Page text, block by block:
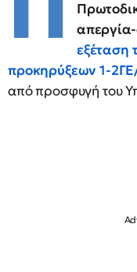
εξέταση
προκηρύξεων 1-
από προσφυγή του